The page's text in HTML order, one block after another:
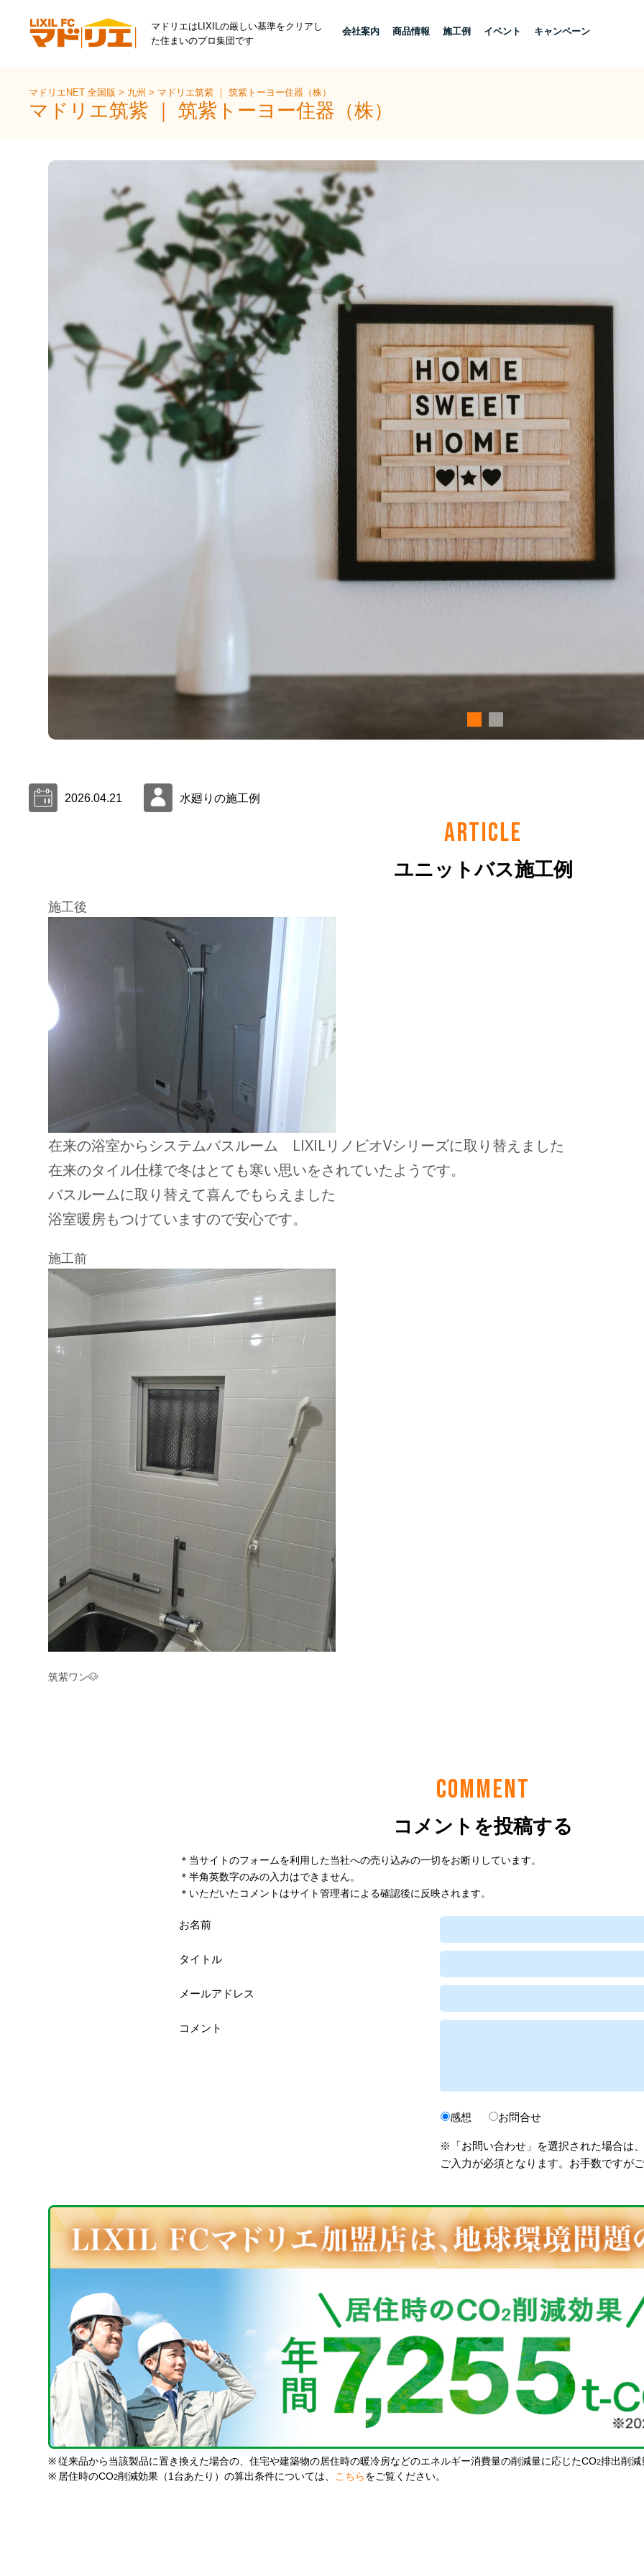
マドリエはLIXILの厳しい基準をクリアし
た住まいのプロ集団です
会社案内 商品情報 施工例 イベント キャンペーン
マドリエNET 全国版> 九州> マドリエ筑紫 ｜ 筑紫トーヨー住器（株）
マドリエ筑紫 ｜ 筑紫トーヨー住器（株）
2026.04.21 水廻りの施工例
ARTICLE
ユニットバス施工例
COMMENT
コメントを投稿する
＊当サイトのフォームを利用した当社への売り込みの一切をお断りしています。
＊半角英数字のみの入力はできません。
＊いただいたコメントはサイト管理者による確認後に反映されます。
お名前
タイトル
メールアドレス
コメント
感想 お問合せ
※「お問い合わせ」を選択された場合は
ご入力が必須となります。お手数ですが
※ 従来品から当該製品に置き換えた場合の、住宅や建築物の居住時の暖冷房などのエネルギー消費量の削減量に応じたCO2排出削減
※ 居住時のCO2削減効果（1台あたり）の算出条件については、 こちら をご覧ください。